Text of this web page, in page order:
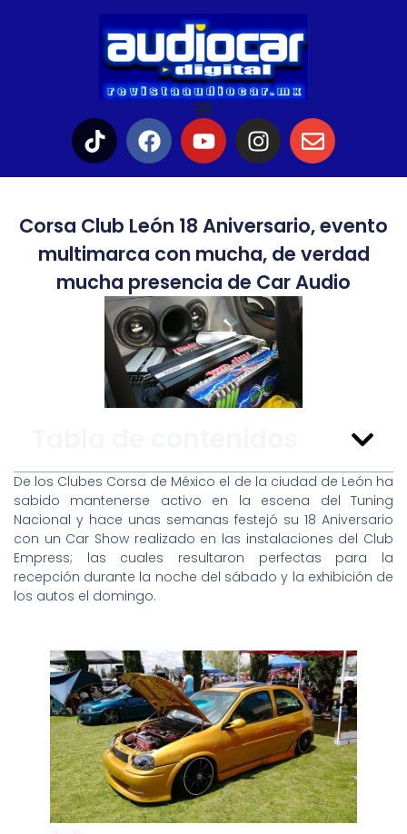
Corsa Club León 18 Aniversario, evento
multimarca con mucha, de verdad
mucha presencia de Car Audio
De los Clubes Corsa de México el de la ciudad de León ha
sabido mantenerse activo en la escena del Tuning
Nacional y hace unas semanas festejó su 18 Aniversario
con un Car Show realizado en las instalaciones del Club
Empress; las cuales resultaron perfectas para la
recepción durante la noche del sábado y la exhibición de
los autos el domingo.